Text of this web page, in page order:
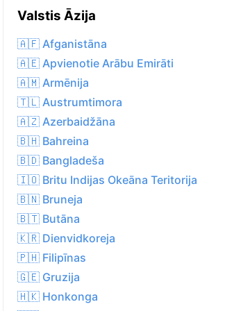
Valstis Āzija
🇦🇫 Afganistāna
🇦🇪 Apvienotie Arābu Emirāti
🇦🇲 Armēnija
🇹🇱 Austrumtimora
🇦🇿 Azerbaidžāna
🇧🇭 Bahreina
🇧🇩 Bangladeša
🇮🇴 Britu Indijas Okeāna Teritorija
🇧🇳 Bruneja
🇧🇹 Butāna
🇰🇷 Dienvidkoreja
🇵🇭 Filipīnas
🇬🇪 Gruzija
🇭🇰 Honkonga